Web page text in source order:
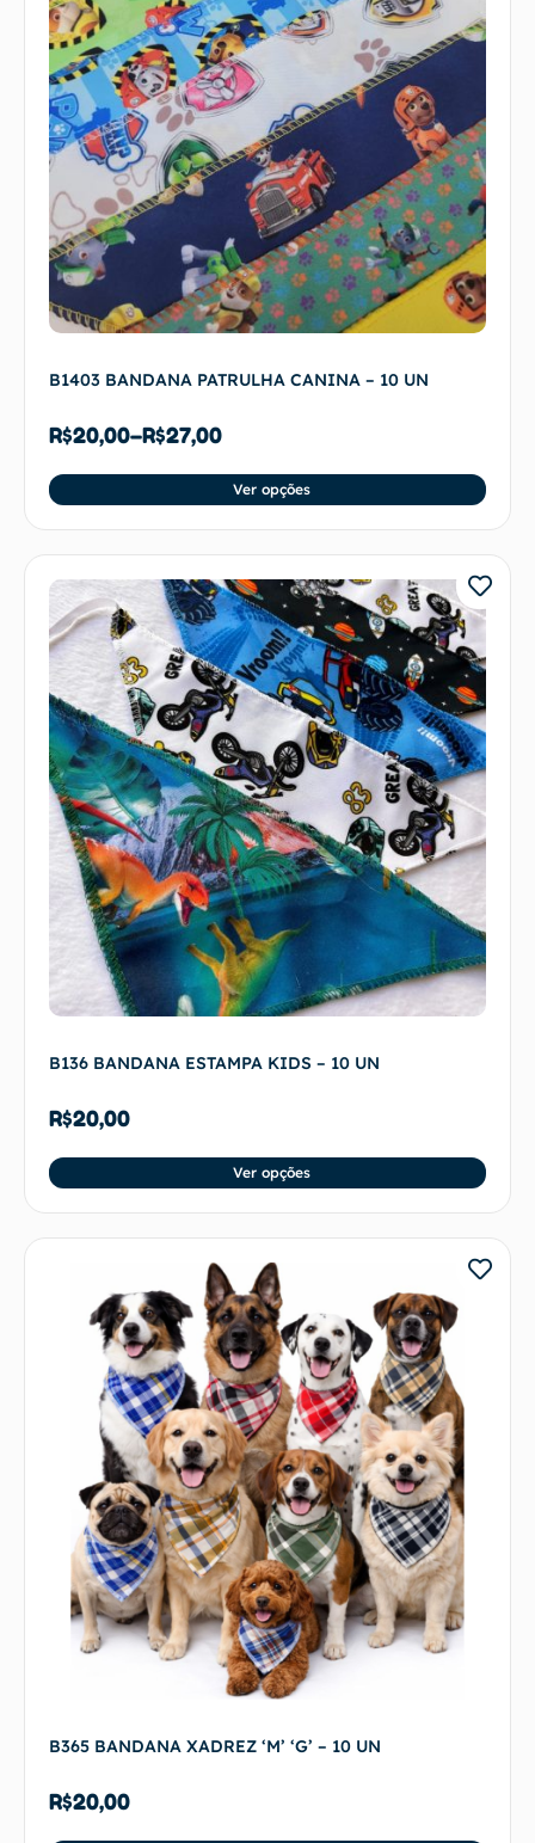
B1403 BANDANA PATRULHA CANINA – 10 UN
R$20,00–R$27,00
Ver opções
B136 BANDANA ESTAMPA KIDS – 10 UN
R$20,00
Ver opções
B365 BANDANA XADREZ ‘M’ ‘G’ – 10 UN
R$20,00